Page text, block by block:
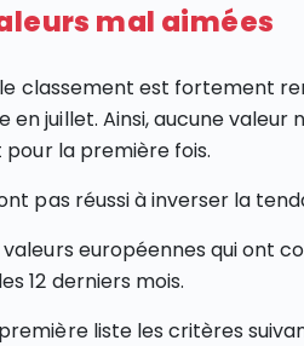
mal aimées
le classement est fortement
en juillet. Ainsi, aucune
la première fois.
pas réussi à inverser la
européennes qui ont
12 derniers mois.
liste les critères